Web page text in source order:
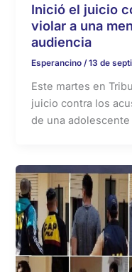
Inició el juicio
violar a una
audiencia
Esperancino/13 de
Este martes en
juicio contra los
de una adolescente